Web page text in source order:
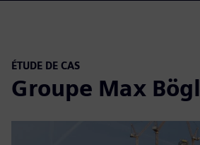
ÉTUDE DE CAS
Groupe Max Bögl